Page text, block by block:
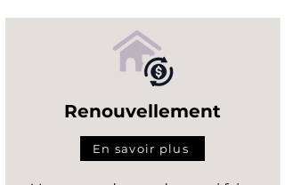
Renouvellement
En savoir plus